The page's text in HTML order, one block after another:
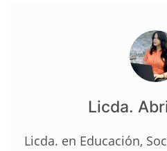
Licda.
Licda. en Educación,